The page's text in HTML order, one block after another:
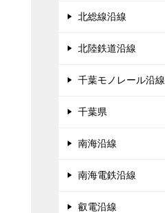
北総線沿線
北陸鉄道沿線
千葉モノレール沿線
千葉県
南海沿線
南海電鉄沿線
叡電沿線